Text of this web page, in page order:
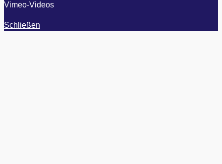
Vimeo-Videos
Schließen